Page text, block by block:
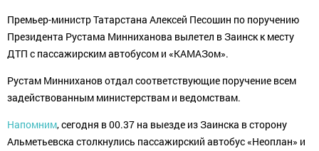
Премьер-министр Татарстана Алексей Песошин по поручению
Президента Рустама Минниханова вылетел в Заинск к месту
ДТП с пассажирским автобусом и «КАМАЗом».
Рустам Минниханов отдал соответствующие поручение всем
задействованным министерствам и ведомствам.
Напомним, сегодня в 00.37 на выезде из Заинска в сторону
Альметьевска столкнулись пассажирский автобус «Неоплан» и